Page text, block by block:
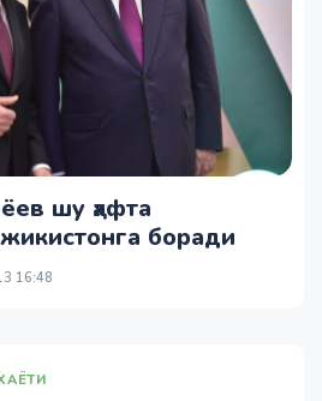
шу ҳафта
боради
16:48